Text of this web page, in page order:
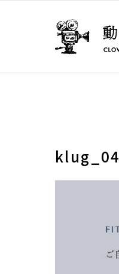
klug_04